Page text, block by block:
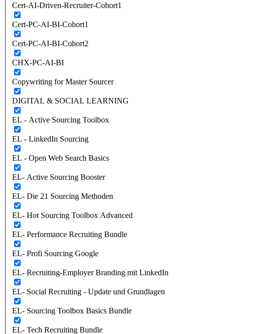
Cert-AI-Driven-Recruiter-Cohort1
Cert-PC-AI-BI-Cohort1
Cert-PC-AI-BI-Cohort2
CHX-PC-AI-BI
Copywriting for Master Sourcer
DIGITAL & SOCIAL LEARNING
EL - Active Sourcing Toolbox
EL - LinkedIn Sourcing
EL - Open Web Search Basics
EL- Active Sourcing Booster
EL- Die 21 Sourcing Methoden
EL- Hot Sourcing Toolbox Advanced
EL- Performance Recruiting Bundle
EL- Profi Sourcing Google
EL- Recruiting-Employer Branding mit LinkedIn
EL- Social Recruiting - Update und Grundlagen
EL- Sourcing Toolbox Basics Bundle
EL- Tech Recruiting Bundle